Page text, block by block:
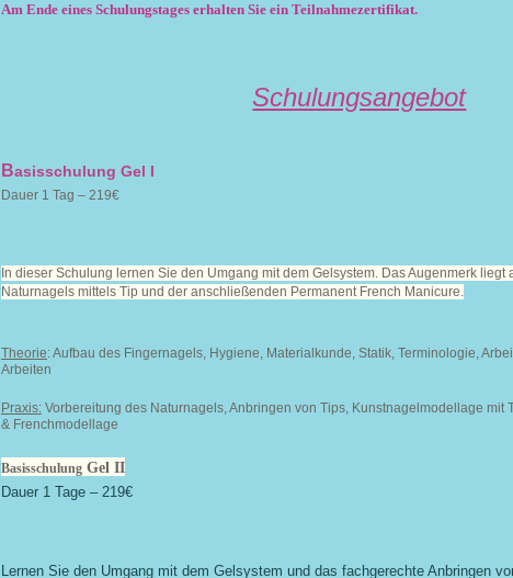
Am Ende eines Schulungstages erhalten Sie ein Teilnahmezertifikat.
Schulungsangebot
Basisschulung Gel I
Dauer 1 Tag – 219€
In dieser Schulung lernen Sie den Umgang mit dem Gelsystem. Das Augenmerk liegt
Naturnagels mittels Tip und der anschließenden Permanent French Manicure.
Theorie: Aufbau des Fingernagels, Hygiene, Materialkunde, Statik, Terminologie,
Arbeiten
Praxis:Vorbereitung des Naturnagels, Anbringen von Tips, Kunstnagelmodellage mit
& Frenchmodellage
BasisschulungGel II
Dauer 1 Tage – 219€
Lernen Sie den Umgang mit dem Gelsystem und das fachgerechte Anbringen